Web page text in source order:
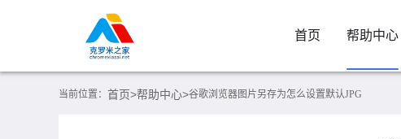
首页 帮助中心
当前位置： 首页>帮助中心>谷歌浏览器图片另存为怎么设置默认JPG